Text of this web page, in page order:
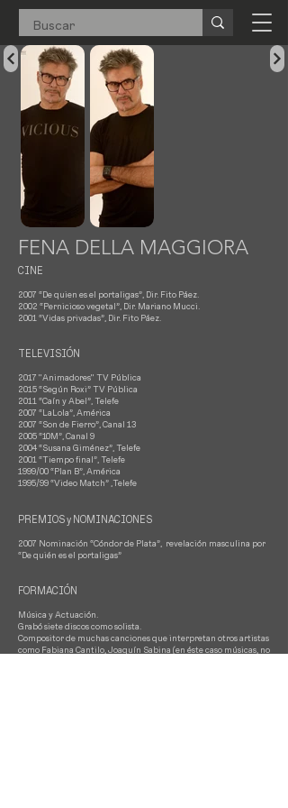
FENA DELLA MAGGIORA
CINE
2007 “De quien es el portaligas”, Dir. Fito Páez.
2002 “Pernicioso vegetal”, Dir. Mariano Mucci.
2001 “Vidas privadas”, Dir. Fito Páez.
TELEVISIÓN
2017 "Animadores" TV Pública
2015 “Según Roxi” TV Pública
2011 “Caín y Abel”, Telefe
2007 “LaLola”, América
2007 “Son de Fierro”, Canal 13
2005 “10M”, Canal 9
2004 “Susana Giménez”, Telefe
2001 “Tiempo final”, Telefe
1999/00 “Plan B”, América
1995/99 “Video Match” ,Telefe
PREMIOS y NOMINACIONES
2007 Nominación “Cóndor de Plata”, revelación masculina por
“De quién es el portaligas”
FORMACIÓN
Música y Actuación.
Grabó siete discos como solista.
Compositor de muchas canciones que interpretan otros artistas
como Fabiana Cantilo, Joaquín Sabina (en éste caso músicas, no